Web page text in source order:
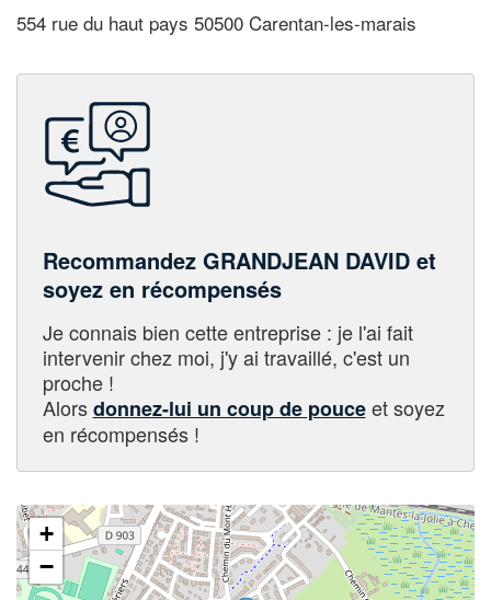
554 rue du haut pays 50500 Carentan-les-marais
Recommandez GRANDJEAN DAVID et
soyez en récompensés
Je connais bien cette entreprise : je l'ai fait
intervenir chez moi, j'y ai travaillé, c'est un
proche !
Alorsdonnez-lui un coup de pouceet soyez
en récompensés !
+
−